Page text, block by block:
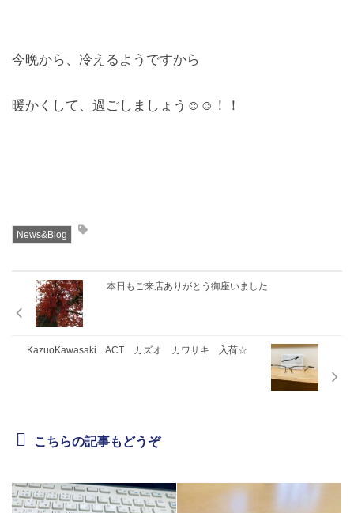
今晩から、冷えるようですから
暖かくして、過ごしましょう☺︎☺︎！！
News&Blog
本日もご来店ありがとう御座いました
KazuoKawasaki ACT カズオ カワサキ 入荷☆
こちらの記事もどうぞ